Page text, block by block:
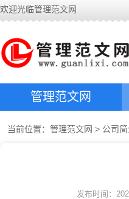
欢迎光临管理范文网
管理范文网
当前位置： 管理范文网 > 公司
发布时间：